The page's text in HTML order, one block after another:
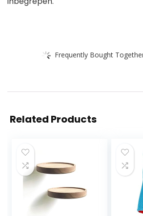
Frequently Bought
Related Products